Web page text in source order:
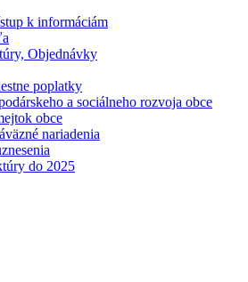
k informáciám
Objednávky
poplatky
a sociálneho rozvoja obce
obce
nariadenia
do 2025